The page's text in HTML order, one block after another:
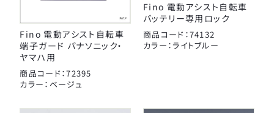
Fino 電動アシスト自転車
端子ガード パナソニック・
ヤマハ用
商品コード：72395
カラー：ベージュ
Fino 電動アシスト自転車
バッテリー専用ロック
商品コード：74132
カラー：ライトブルー